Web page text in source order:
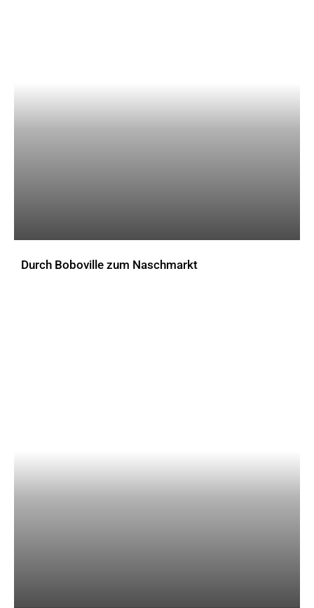
Durch Boboville zum Naschmarkt